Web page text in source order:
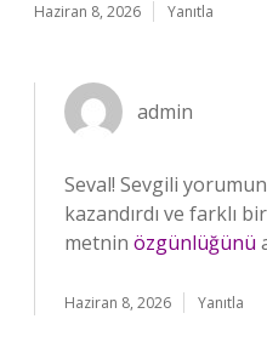
Haziran 8, 2026 Yanıtla
admin
Seval! Sevgili
kazandırdı ve farklı
metnin özgünlüğünü
Haziran 8, 2026 Yanıtla